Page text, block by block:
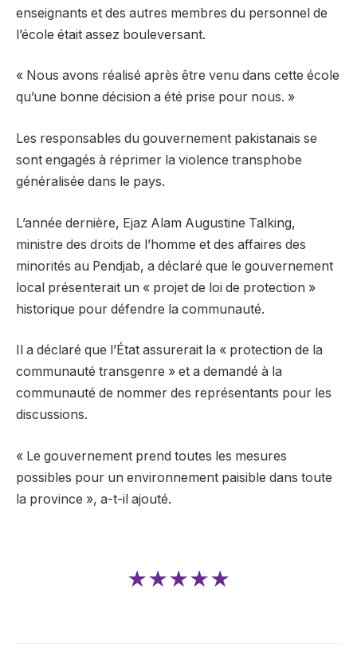
enseignants et des autres membres du personnel de
l’école était assez bouleversant.
« Nous avons réalisé après être venu dans cette école
qu’une bonne décision a été prise pour nous. »
Les responsables du gouvernement pakistanais se
sont engagés à réprimer la violence transphobe
généralisée dans le pays.
L’année dernière, Ejaz Alam Augustine Talking,
ministre des droits de l’homme et des affaires des
minorités au Pendjab, a déclaré que le gouvernement
local présenterait un « projet de loi de protection »
historique pour défendre la communauté.
Il a déclaré que l’État assurerait la « protection de la
communauté transgenre » et a demandé à la
communauté de nommer des représentants pour les
discussions.
« Le gouvernement prend toutes les mesures
possibles pour un environnement paisible dans toute
la province », a-t-il ajouté.
★★★★★